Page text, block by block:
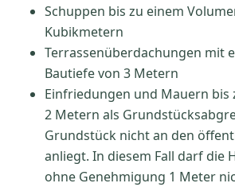
Schuppen bis zu einem
Kubikmetern
Terrassenüberdachungen mit
Bautiefe von 3 Metern
Einfriedungen und Mauern bis
2 Metern als
Grundstück nicht an den
anliegt. In diesem Fall darf die
ohne Genehmigung 1 Meter